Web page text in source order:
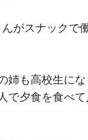
がスナックで
姉も高校生に
で夕食を食べ